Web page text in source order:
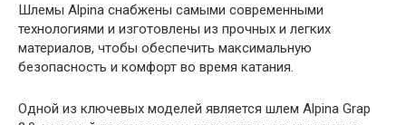
Шлемы Alpina снабжены самыми современными
технологиями и изготовлены из прочных и легких
материалов, чтобы обеспечить максимальную
безопасность и комфорт во время катания.
Одной из ключевых моделей является шлем Alpina Grap